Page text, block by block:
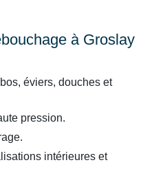
à Groslay
éviers, douches et
pression.
intérieures et